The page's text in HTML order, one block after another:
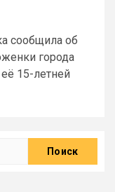
сообщила об
города
15-летней